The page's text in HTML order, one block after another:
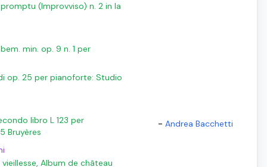
(Improvviso) n. 2 in la
min. op. 9 n. 1 per
op. 25 per pianoforte: Studio
libro L 123 per
Bruyères
Album de château
- Andrea Bacchetti